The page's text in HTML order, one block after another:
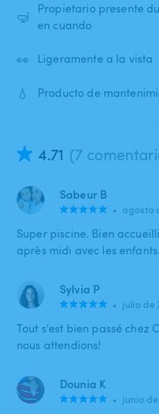
🤿
Propietario presente
en cuando
👀 Ligeramente a la vista
💧 Producto de
4.71 (7
Sabeur B
• agosto
Super piscine. Bien
après midi avec les
Sylvia P
• julio de
Tout s'est bien passé chez
nous attendions!
Dounia K
• junio